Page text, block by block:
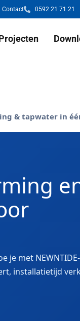
Contact 0592 21 71 21
& tapwater in
je met NEWNTIDE-
installatietijd